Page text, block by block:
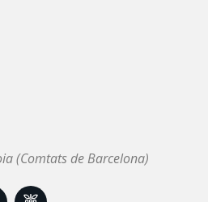
(Comtats de Barcelona)